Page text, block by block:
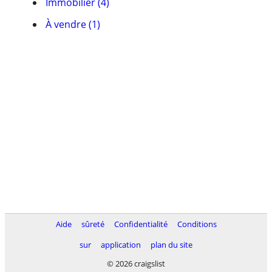
À vendre (1)
Aide sûreté Confidentialité
Conditions
sur
application
plan du site
© 2026 craigslist